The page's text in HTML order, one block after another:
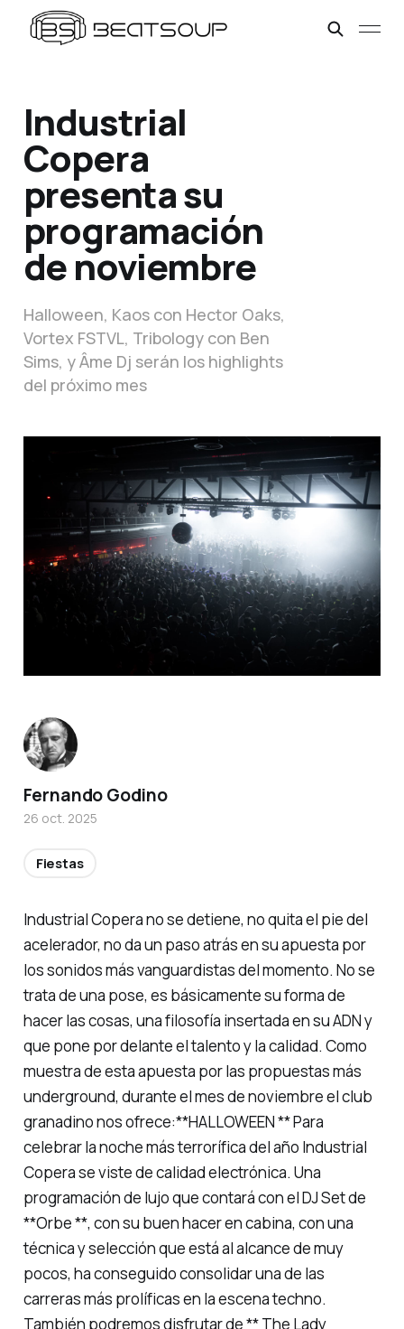
Industrial
Copera
presenta su
programación
de noviembre
Halloween, Kaos con Hector Oaks,
Vortex FSTVL, Tribology con Ben
Sims, y Âme Dj serán los highlights
del próximo mes
Industrial Copera no se detiene, no quita el pie del
acelerador, no da un paso atrás en su apuesta por
los sonidos más vanguardistas del momento. No se
trata de una pose, es básicamente su forma de
hacer las cosas, una filosofía insertada en su ADN y
que pone por delante el talento y la calidad. Como
muestra de esta apuesta por las propuestas más
underground, durante el mes de noviembre el club
granadino nos ofrece:**HALLOWEEN ** Para
celebrar la noche más terrorífica del año Industrial
Copera se viste de calidad electrónica. Una
programación de lujo que contará con el DJ Set de
**Orbe **, con su buen hacer en cabina, con una
técnica y selección que está al alcance de muy
pocos, ha conseguido consolidar una de las
carreras más prolíficas en la escena techno.
También podremos disfrutar de ** The Lady
Fernando Godino
26 oct. 2025
Fiestas